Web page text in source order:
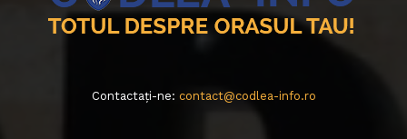
Contactați-ne: contact@codlea-info.ro